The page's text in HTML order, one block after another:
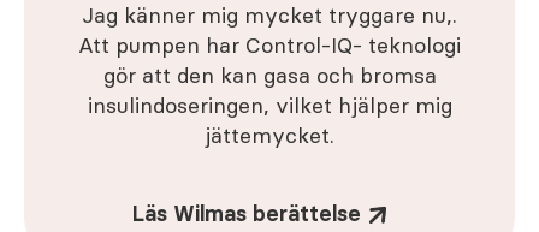
Jag känner mig mycket tryggare nu,.
Att pumpen har Control-IQ- teknologi
gör att den kan gasa och bromsa
insulindoseringen, vilket hjälper mig
jättemycket.
Läs Wilmas berättelse